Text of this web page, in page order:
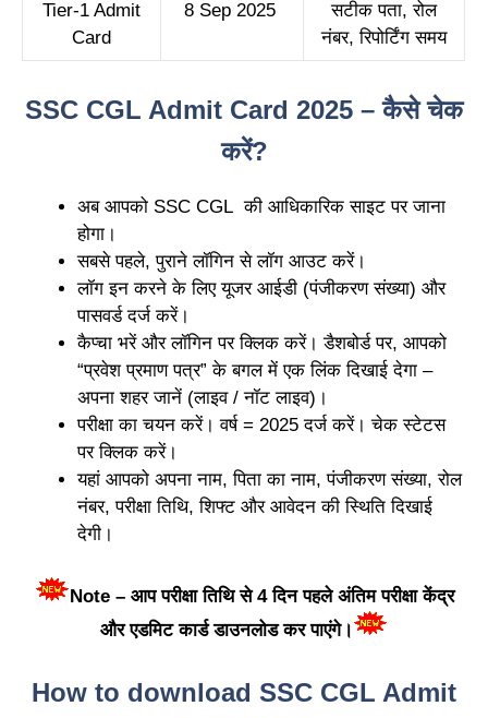
Tier-1 Admit
Card
8 Sep 2025
सटीक पता, रोल
नंबर, रिपोर्टिंग समय
SSC CGL Admit Card 2025 – कैसे चेक
करें?
अब आपको SSC CGL की आधिकारिक साइट पर जाना
होगा।
सबसे पहले, पुराने लॉगिन से लॉग आउट करें।
लॉग इन करने के लिए यूजर आईडी (पंजीकरण संख्या) और
पासवर्ड दर्ज करें।
कैप्चा भरें और लॉगिन पर क्लिक करें। डैशबोर्ड पर, आपको
“प्रवेश प्रमाण पत्र” के बगल में एक लिंक दिखाई देगा –
अपना शहर जानें (लाइव / नॉट लाइव)।
परीक्षा का चयन करें। वर्ष = 2025 दर्ज करें। चेक स्टेटस
पर क्लिक करें।
यहां आपको अपना नाम, पिता का नाम, पंजीकरण संख्या, रोल
नंबर, परीक्षा तिथि, शिफ्ट और आवेदन की स्थिति दिखाई
देगी।
Note – आप परीक्षा तिथि से 4 दिन पहले अंतिम परीक्षा केंद्र
और एडमिट कार्ड डाउनलोड कर पाएंगे।
How to download SSC CGL Admit